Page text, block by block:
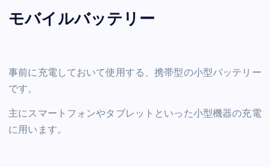
モバイルバッテリー
事前に充電しておいて使用する、携帯型の小型バッテリー
です。
主にスマートフォンやタブレットといった小型機器の充電
に用います。